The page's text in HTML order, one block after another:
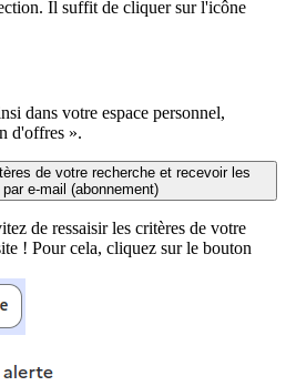
Il suffit de cliquer sur l'icône
dans votre espace personnel,
d'offres ».
de votre recherche et recevoir les
e-mail (abonnement)
de ressaisir les critères de votre
! Pour cela, cliquez sur le bouton